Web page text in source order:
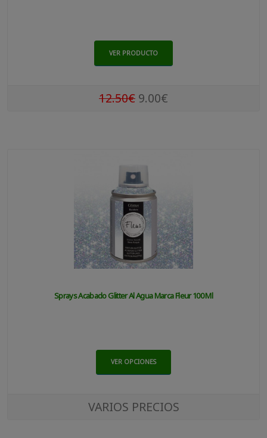
VER PRODUCTO
12.50€ 9.00€
Sprays Acabado Glitter Al Agua Marca Fleur 100 Ml
VER OPCIONES
VARIOS PRECIOS